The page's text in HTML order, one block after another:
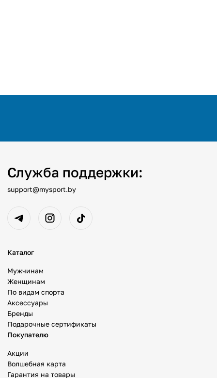
Служба поддержки:
support@mysport.by
Каталог
Мужчинам
Женщинам
По видам спорта
Аксессуары
Бренды
Подарочные сертификаты
Покупателю
Акции
Волшебная карта
Гарантия на товары